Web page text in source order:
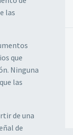
las
que
Ninguna
las
de una
de